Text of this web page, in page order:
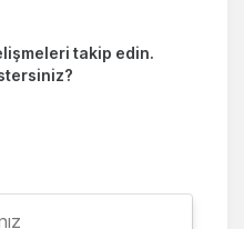
takip edin.